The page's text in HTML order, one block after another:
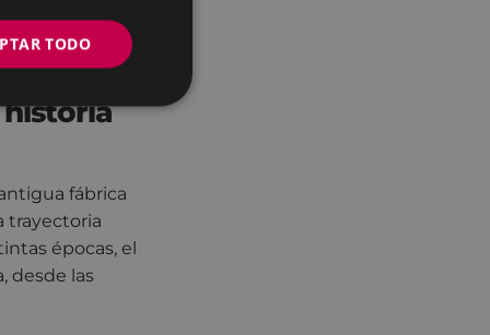
turísticos de
fábrica
trayectoria
épocas, el
desde las
TODO